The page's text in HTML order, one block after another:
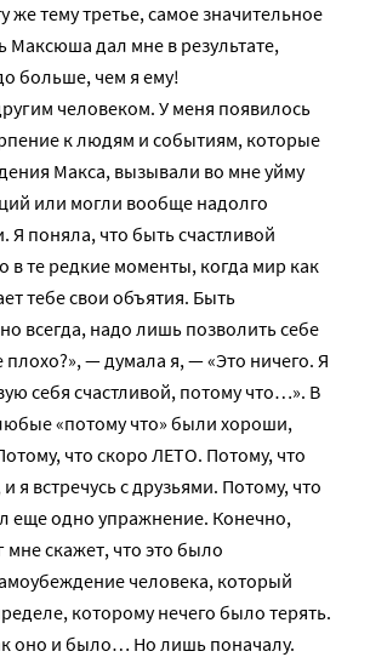
же тему третье, самое значительное
Максюша дал мне в результате,
больше, чем я ему!
человеком. У меня появилось
к людям и событиям, которые
Макса, вызывали во мне уйму
или могли вообще надолго
Я поняла, что быть счастливой
в те редкие моменты, когда мир как
тебе свои объятия. Быть
всегда, надо лишь позволить себе
плохо?», — думала я, — «Это ничего. Я
себя счастливой, потому что…». В
«потому что» были хороши,
что скоро ЛЕТО. Потому, что
я встречусь с друзьями. Потому, что
еще одно упражнение. Конечно,
скажет, что это было
человека, который
которому нечего было терять.
оно и было… Но лишь поначалу.